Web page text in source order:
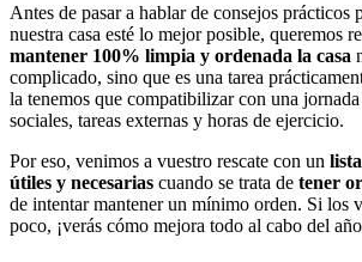
Antes de pasar a hablar de consejos prácticos
nuestra casa esté lo mejor posible, queremos
mantener 100% limpia y ordenada la casa
complicado, sino que es una tarea
la tenemos que compatibilizar con una
sociales, tareas externas y horas de ejercicio.
Por eso, venimos a vuestro rescate con un
útiles y necesarias cuando se trata de tener
de intentar mantener un mínimo orden. Si los
poco, ¡verás cómo mejora todo al cabo del